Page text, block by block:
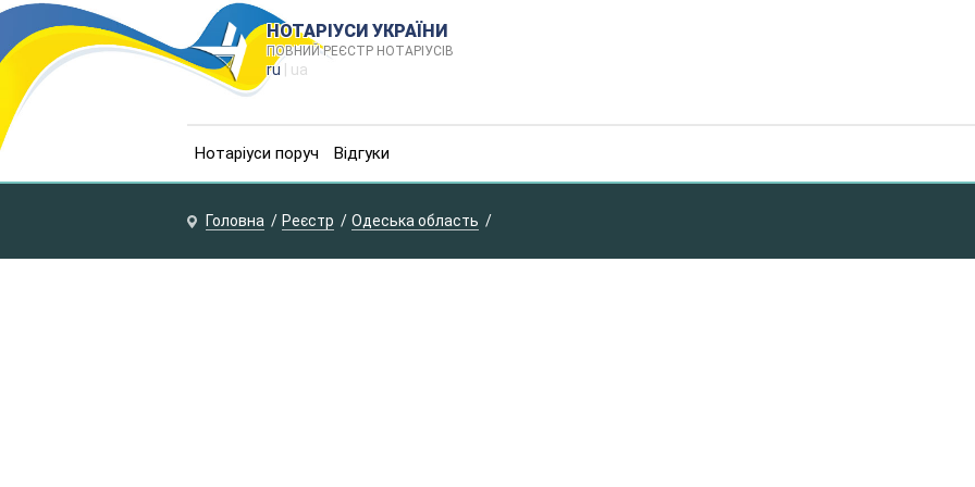
НОТАРІУСИ УКРАЇНИ
ПОВНИЙ РЕЄСТР НОТАРІУСІВ
ru | ua
Нотаріуси поруч Відгуки
Головна Реєстр Одеська область